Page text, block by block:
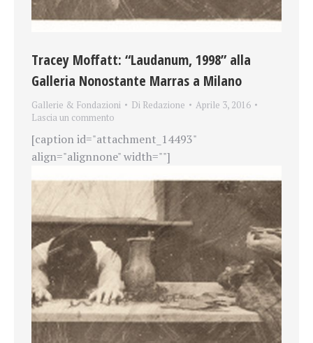
Tracey Moffatt: “Laudanum, 1998” alla
Galleria Nonostante Marras a Milano
Gallerie & Fondazioni Di Redazione
Aprile 3, 2016
Lascia un commento
[caption id="attachment_14493"
align="alignnone" width=""]